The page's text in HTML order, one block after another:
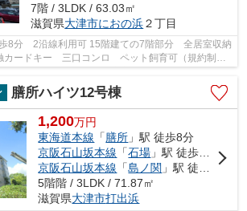
7階 / 3LDK / 63.03㎡
滋賀県大津市におの浜２丁目
8分 2沿線利用可 15階建ての7階部分 全居室収納
カードキー 三口コンロ ペット飼育可（規約制限
膳所ハイツ12号棟
1,200万円
東海道本線 「膳所 」駅 徒歩8分
京阪石山坂本線 「石場 」駅 徒歩7分
京阪石山坂本線 「島ノ関 」駅 徒歩14分
5階階 / 3LDK / 71.87㎡
滋賀県大津市打出浜